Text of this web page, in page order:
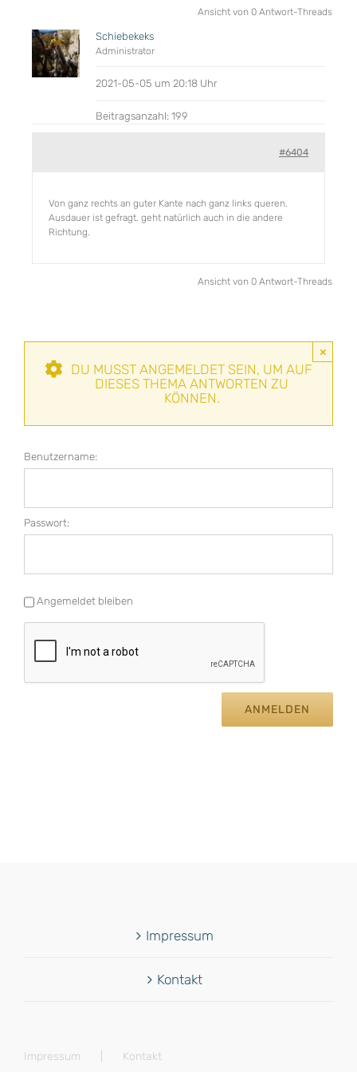
Ansicht von 0 Antwort-Threads
Schiebekeks
Administrator
2021-05-05 um 20:18 Uhr
Beitragsanzahl: 199
#6404
Von ganz rechts an guter Kante nach ganz links queren.
Ausdauer ist gefragt. geht natürlich auch in die andere
Richtung.
Ansicht von 0 Antwort-Threads
×
DU MUSST ANGEMELDET SEIN, UM AUF
DIESES THEMA ANTWORTEN ZU
KÖNNEN.
Benutzername:
Passwort:
Angemeldet bleiben
ANMELDEN
Impressum
Kontakt
Impressum Kontakt